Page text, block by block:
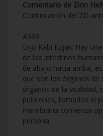
Comentario de Zion
Continuación del ZD
#369
Dijo Rabí Itzjak: Hay
de los intestinos
de abajo hacia arriba,
que son los órganos de
órganos de la vitalidad,
pulmones, llamados el
membrana comienza
persona.